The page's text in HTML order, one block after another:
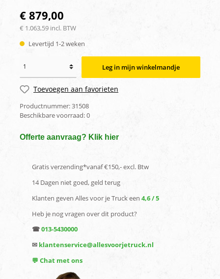
€ 879,00
€ 1.063,59 incl. BTW
Levertijd 1-2 weken
Leg in mijn winkelmandje
Toevoegen aan favorieten
Productnummer:31508
Beschikbare voorraad:0
Offerte aanvraag? Klik hier
Gratis verzending*vanaf €150,- excl. Btw
14 Dagen niet goed, geld terug
Klanten geven Alles voor je Truck een 4,6 / 5
Heb je nog vragen over dit product?
☎013-5430000
✉ klantenservice@allesvoorjetruck.nl
💬 Chat met ons